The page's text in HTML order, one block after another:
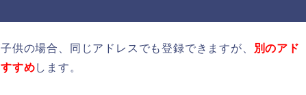
供の場合、同じアドレスでも登録できますが、
別のアド
すめします。